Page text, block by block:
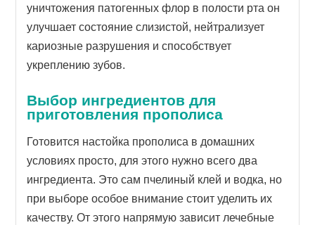
уничтожения патогенных флор в полости рта он
улучшает состояние слизистой, нейтрализует
кариозные разрушения и способствует
укреплению зубов.
Выбор ингредиентов для
приготовления прополиса
Готовится настойка прополиса в домашних
условиях просто, для этого нужно всего два
ингредиента. Это сам пчелиный клей и водка, но
при выборе особое внимание стоит уделить их
качеству. От этого напрямую зависит лечебные